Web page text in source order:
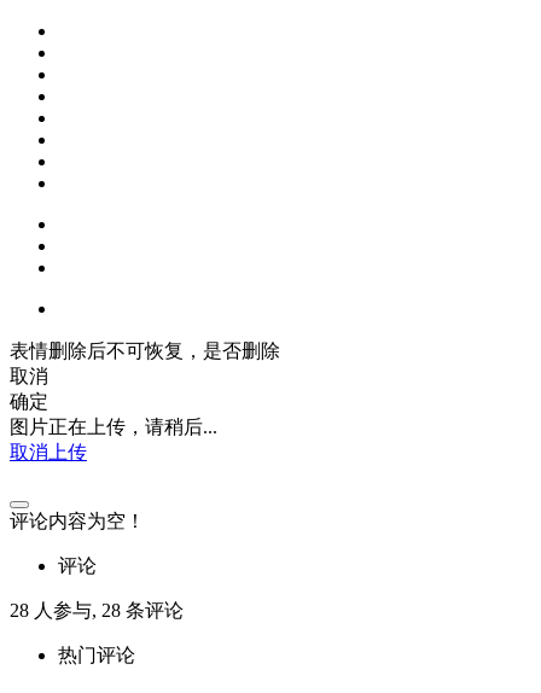
表情删除后不可恢复，是否删除
取消
确定
图片正在上传，请稍后...
取消上传
评论内容为空！
评论
28 人参与, 28 条评论
热门评论